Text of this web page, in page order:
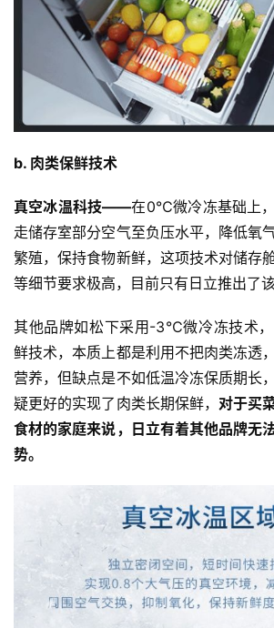
b. 肉类保鲜技术
真空冰温科技——在0℃微冷冻基础上
走储存室部分空气至负压水平，降低氧
繁殖，保持食物新鲜，这项技术对储存
等细节要求极高，目前只有日立推出了
其他品牌如松下采用-3℃微冷冻技术
鲜技术，本质上都是利用不把肉类冻透
营养，但缺点是不如低温冷冻保质期长
疑更好的实现了肉类长期保鲜， 对于买
食材的家庭来说，日立有着其他品牌无
势。